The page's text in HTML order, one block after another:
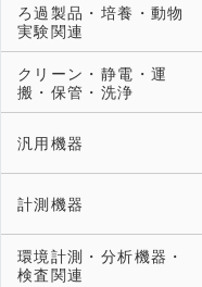
ろ過製品・培養・動物
実験関連
クリーン・静電・運
搬・保管・洗浄
汎用機器
計測機器
環境計測・分析機器・
検査関連